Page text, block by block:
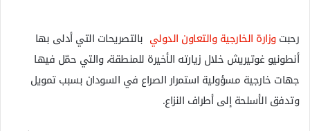
رحبتوزارة الخارجية والتعاون الدولي بالتصريحات التي أدلى بها
أنطونيو غوتيريش خلال زيارته الأخيرة للمنطقة، والتي حمّل فيها
جهات خارجية مسؤولية استمرار الصراع في السودان بسبب تمويل
وتدفق الأسلحة إلى أطراف النزاع.